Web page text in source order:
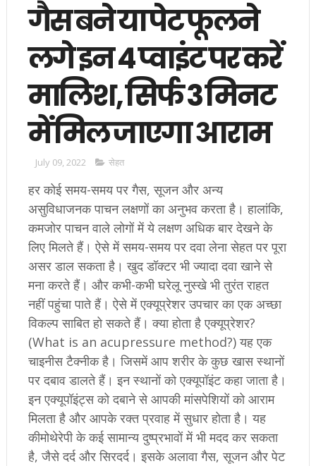
गैस बने या पेट फूलने
लगे इन 4 प्वाइंट पर करें
मालिश, सिर्फ 3 मिनट
में मिल जाएगा आराम
July 09, 2022 सेहत
हर कोई समय-समय पर गैस, सूजन और अन्य
असुविधाजनक पाचन लक्षणों का अनुभव करता है। हालांकि,
कमजोर पाचन वाले लोगों में ये लक्षण अधिक बार देखने के
लिए मिलते हैं। ऐसे में समय-समय पर दवा लेना सेहत पर पूरा
असर डाल सकता है। खुद डॉक्टर भी ज्यादा दवा खाने से
मना करते हैं। और कभी-कभी घरेलू नुस्खे भी तुरंत राहत
नहीं पहुंचा पाते हैं। ऐसे में एक्यूप्रेशर उपचार का एक अच्छा
विकल्प साबित हो सकते हैं। क्या होता है एक्यूप्रेशर?
(What is an acupressure method?) यह एक
चाइनीस टैक्नीक है। जिसमें आप शरीर के कुछ खास स्थानों
पर दबाव डालते हैं। इन स्थानों को एक्यूपॉइंट कहा जाता है।
इन एक्यूपॉइंट्स को दबाने से आपकी मांसपेशियों को आराम
मिलता है और आपके रक्त प्रवाह में सुधार होता है। यह
कीमोथेरेपी के कई सामान्य दुष्प्रभावों में भी मदद कर सकता
है, जैसे दर्द और सिरदर्द। इसके अलावा गैस, सूजन और पेट